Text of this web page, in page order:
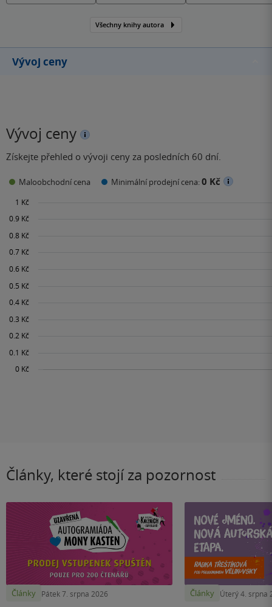
Všechny knihy autora
Vývoj ceny
Vývoj ceny
Získejte přehled o vývoji ceny za posledních 60 dní.
Maloobchodní cena Minimální prodejní cena:0 Kč
Články, které stojí za pozornost
Články Pátek 7. srpna 2026 Články Úterý 4. srpna